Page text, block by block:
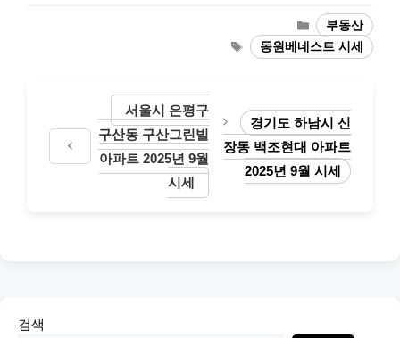
Categories
부동산
Tags동원베네스트 시세
서울시 은평구
구산동 구산그린빌
아파트 2025년 9월
시세
경기도 하남시 신
장동 백조현대 아파트
2025년 9월 시세
검색